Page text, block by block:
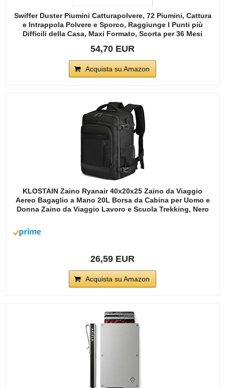
Swiffer Duster Piumini Catturapolvere, 72 Piumini, Cattura
e Intrappola Polvere e Sporco, Raggiunge I Punti più
Difficili della Casa, Maxi Formato, Scorta per 36 Mesi
54,70 EUR
Acquista su Amazon
KLOSTAIN Zaino Ryanair 40x20x25 Zaino da Viaggio
Aereo Bagaglio a Mano 20L Borsa da Cabina per Uomo e
Donna Zaino da Viaggio Lavoro e Scuola Trekking, Nero
26,59 EUR
Acquista su Amazon